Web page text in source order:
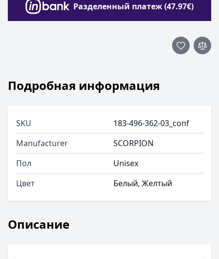
Разделенный платеж (47.97€)
Описание
Подробная информация
SKU
183-496-362-03_conf
Manufacturer
SCORPION
Пол
Unisex
Цвет
Белый, Желтый